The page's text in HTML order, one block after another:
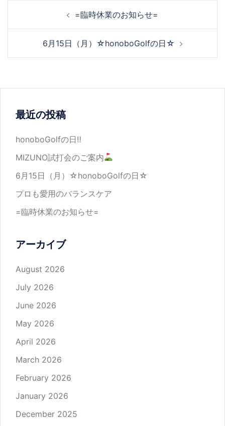
=臨時休業のお知らせ=
6月15日（月）☆honoboGolfの日☆
最近の投稿
honoboGolfの日‼
MIZUNO試打会のご案内
6月15日（月）☆honoboGolfの日☆
プロも愛用のバランスケア
=臨時休業のお知らせ=
アーカイブ
August 2026
July 2026
June 2026
May 2026
April 2026
March 2026
February 2026
January 2026
December 2025